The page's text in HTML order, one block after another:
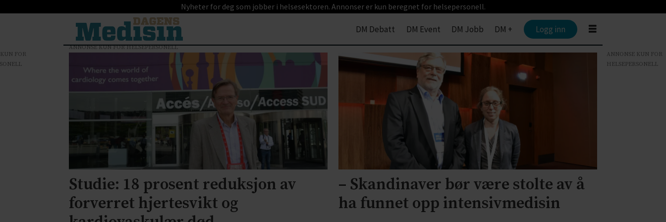
Nyheter for deg som jobber i helsesektoren. Annonser er kun beregnet for helsepersonell.
DM Debatt DM Event DM Jobb DM + Logg inn
Tag:
kongresser
ANNONSE KUN FOR HELSEPERSONELL
Studie: 18 prosent reduksjon av
forverret hjertesvikt og
– Skandinaver bør være stolte av å
ha funnet opp intensivmedisin
FOR
ANNONSE KUN FOR
HELSEPERSONELL